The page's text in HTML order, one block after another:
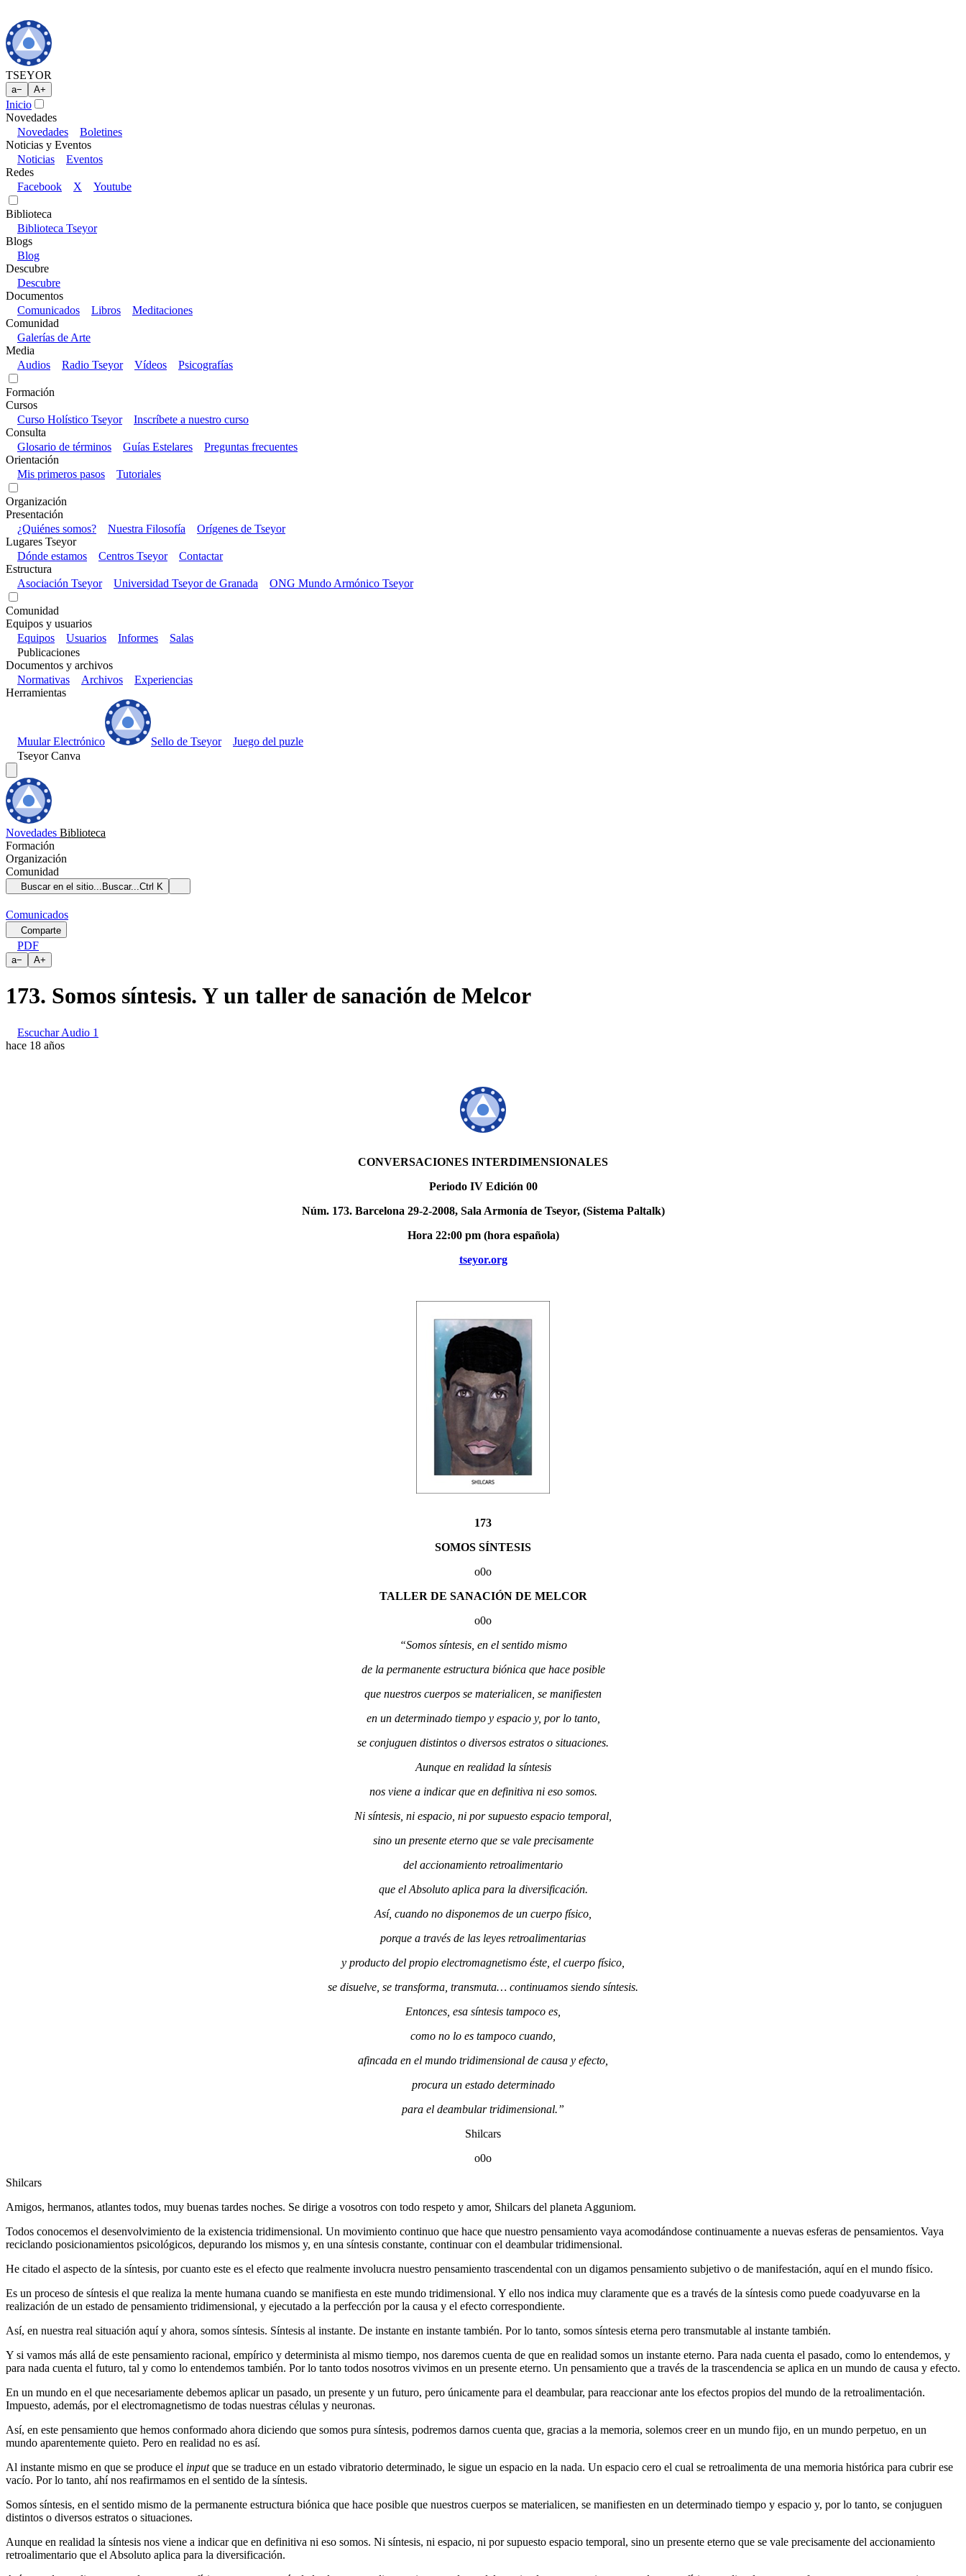
TSEYOR
a− A+
Inicio
Novedades
Novedades
Boletines
Noticias y Eventos
Noticias
Eventos
Redes
Facebook
X Youtube
Biblioteca
Biblioteca Tseyor
Blogs
Blog
Descubre
Descubre
Documentos
Comunicados
Libros
Meditaciones
Comunidad
Galerías de Arte
Media
Audios
Radio Tseyor Vídeos Psicografías
Formación
Cursos
Curso Holístico Tseyor
Inscríbete a nuestro curso
Consulta
Glosario de términos
Guías Estelares
Preguntas frecuentes
Orientación
Mis primeros pasos
Tutoriales
Organización
Presentación
¿Quiénes somos?
Nuestra Filosofía
Orígenes de Tseyor
Lugares Tseyor
Dónde estamos
Centros Tseyor
Contactar
Estructura
Asociación Tseyor
Universidad Tseyor de Granada ONG Mundo Armónico Tseyor
Comunidad
Equipos y usuarios
Equipos
Usuarios Informes
Salas
Publicaciones
Documentos y archivos
Normativas
Archivos
Experiencias
Herramientas
Muular Electrónico Sello de Tseyor
Juego del puzle
Tseyor Canva
Novedades Biblioteca
Formación
Organización
Comunidad
Buscar en el sitio... Buscar...Ctrl K
Comunicados
Comparte
PDF
a− A+
173. Somos síntesis. Y un taller de sanación de Melcor
Escuchar Audio 1
hace 18 años
CONVERSACIONES INTERDIMENSIONALES
Periodo IV Edición 00
Núm. 173. Barcelona 29-2-2008, Sala Armonía de Tseyor, (Sistema Paltalk)
Hora 22:00 pm (hora española)
tseyor.org
173
SOMOS SÍNTESIS
o0o
TALLER DE SANACIÓN DE MELCOR
o0o
“Somos síntesis, en el sentido mismo
de la permanente estructura biónica que hace posible
que nuestros cuerpos se materialicen, se manifiesten
en un determinado tiempo y espacio y, por lo tanto,
se conjuguen distintos o diversos estratos o situaciones.
Aunque en realidad la síntesis
nos viene a indicar que en definitiva ni eso somos.
Ni síntesis, ni espacio, ni por supuesto espacio temporal,
sino un presente eterno que se vale precisamente
del accionamiento retroalimentario
que el Absoluto aplica para la diversificación.
Así, cuando no disponemos de un cuerpo físico,
porque a través de las leyes retroalimentarias
y producto del propio electromagnetismo éste, el cuerpo físico,
se disuelve, se transforma, transmuta… continuamos siendo síntesis.
Entonces, esa síntesis tampoco es,
como no lo es tampoco cuando,
afincada en el mundo tridimensional de causa y efecto,
procura un estado determinado
para el deambular tridimensional.”
Shilcars
o0o
Shilcars
Amigos, hermanos, atlantes todos, muy buenas tardes noches. Se dirige a vosotros con todo respeto y amor, Shilcars del planeta Agguniom.
Todos conocemos el desenvolvimiento de la existencia tridimensional. Un movimiento continuo que hace que nuestro pensamiento vaya acomodándose continuamente a nuevas esferas de pensamientos. Vaya
reciclando posicionamientos psicológicos, depurando los mismos y, en una síntesis constante, continuar con el deambular tridimensional.
He citado el aspecto de la síntesis, por cuanto este es el efecto que realmente involucra nuestro pensamiento trascendental con un digamos pensamiento subjetivo o de manifestación, aquí en el mundo físico.
Es un proceso de síntesis el que realiza la mente humana cuando se manifiesta en este mundo tridimensional. Y ello nos indica muy claramente que es a través de la síntesis como puede coadyuvarse en la
realización de un estado de pensamiento tridimensional, y ejecutado a la perfección por la causa y el efecto correspondiente.
Así, en nuestra real situación aquí y ahora, somos síntesis. Síntesis al instante. De instante en instante también. Por lo tanto, somos síntesis eterna pero transmutable al instante también.
Y si vamos más allá de este pensamiento racional, empírico y determinista al mismo tiempo, nos daremos cuenta de que en realidad somos un instante eterno. Para nada cuenta el pasado, como lo entendemos, y
para nada cuenta el futuro, tal y como lo entendemos también. Por lo tanto todos nosotros vivimos en un presente eterno. Un pensamiento que a través de la trascendencia se aplica en un mundo de causa y efecto.
En un mundo en el que necesariamente debemos aplicar un pasado, un presente y un futuro, pero únicamente para el deambular, para reaccionar ante los efectos propios del mundo de la retroalimentación.
Impuesto, además, por el electromagnetismo de todas nuestras células y neuronas.
Así, en este pensamiento que hemos conformado ahora diciendo que somos pura síntesis, podremos darnos cuenta que, gracias a la memoria, solemos creer en un mundo fijo, en un mundo perpetuo, en un
mundo aparentemente quieto. Pero en realidad no es así.
Al instante mismo en que se produce el inputque se traduce en un estado vibratorio determinado, le sigue un espacio en la nada. Un espacio cero el cual se retroalimenta de una memoria histórica para cubrir ese
vacío. Por lo tanto, ahí nos reafirmamos en el sentido de la síntesis.
Somos síntesis, en el sentido mismo de la permanente estructura biónica que hace posible que nuestros cuerpos se materialicen, se manifiesten en un determinado tiempo y espacio y, por lo tanto, se conjuguen
distintos o diversos estratos o situaciones.
Aunque en realidad la síntesis nos viene a indicar que en definitiva ni eso somos. Ni síntesis, ni espacio, ni por supuesto espacio temporal, sino un presente eterno que se vale precisamente del accionamiento
retroalimentario que el Absoluto aplica para la diversificación.